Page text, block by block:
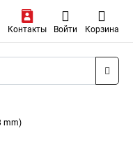
Контакты Войти Корзина
mm)